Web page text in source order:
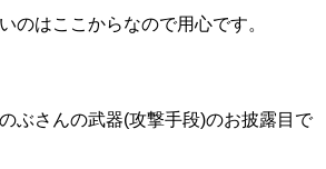
のはここからなので用心です。
ぶさんの武器(攻撃手段)のお披露目で